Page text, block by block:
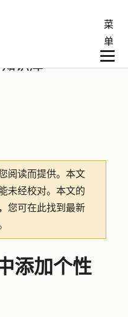
菜
单
知识库
阅读而提供。 本文
未经校对。本文的
您可在此找到最新
添加个性